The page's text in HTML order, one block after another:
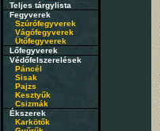
Teljes tárgylista
Fegyverek
Szúrófegyverek
Vágófegyverek
Ütőfegyverek
Lőfegyverek
Védőfelszerelések
Páncél
Sisak
Pajzs
Kesztyűk
Csizmák
Ékszerek
Karkötők